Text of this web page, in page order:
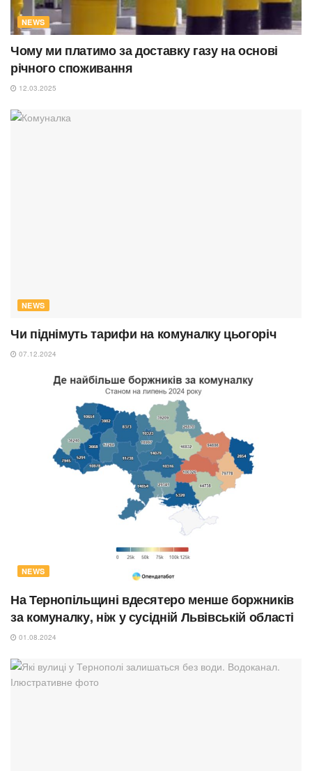
NEWS
Чому ми платимо за доставку газу на основі
річного споживання
12.03.2025
NEWS
Чи піднімуть тарифи на комуналку цьогоріч
07.12.2024
NEWS
На Тернопільщині вдесятеро менше боржників
за комуналку, ніж у сусідній Львівській області
01.08.2024